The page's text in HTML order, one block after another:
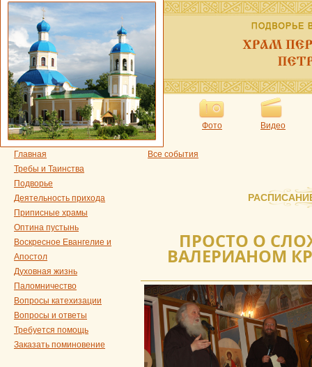
Фото Видео
Главная
Требы и Таинства
Подворье
Деятельность прихода
Приписные храмы
Оптина пустынь
Воскресное Евангелие и
Апостол
Духовная жизнь
Паломничество
Вопросы катехизации
Вопросы и ответы
Требуется помощь
Заказать поминовение
Все события
ПРОСТО О
ВАЛЕРИАНОМ